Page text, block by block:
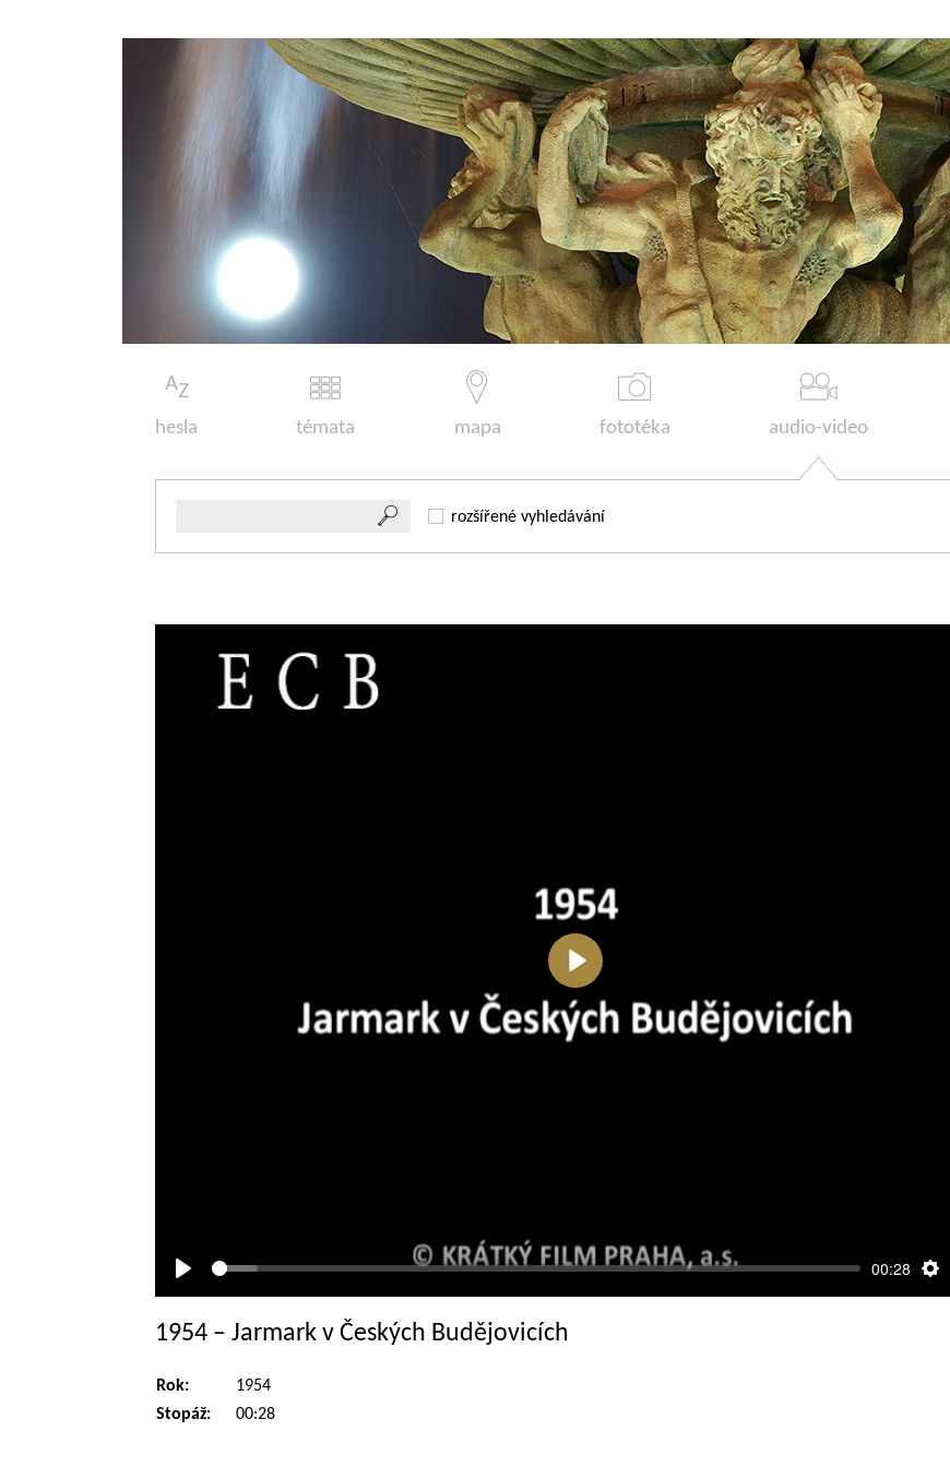
hesla témata mapa fototéka audio-video
rozšířené vyhledávání
Přehrát
00:28
Přehrát
1954 – Jarmark v Českých Budějovicích
Rok:
1954
Stopáž:
00:28